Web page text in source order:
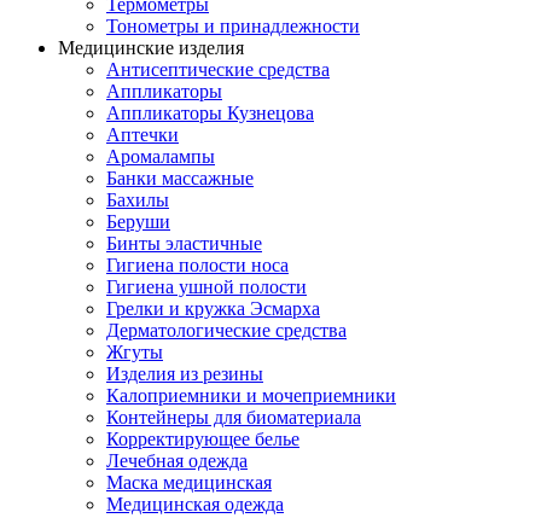
Термометры
Тонометры и принадлежности
Медицинские изделия
Антисептические средства
Аппликаторы
Аппликаторы Кузнецова
Аптечки
Аромалампы
Банки массажные
Бахилы
Беруши
Бинты эластичные
Гигиена полости носа
Гигиена ушной полости
Грелки и кружка Эсмарха
Дерматологические средства
Жгуты
Изделия из резины
Калоприемники и мочеприемники
Контейнеры для биоматериала
Корректирующее белье
Лечебная одежда
Маска медицинская
Медицинская одежда